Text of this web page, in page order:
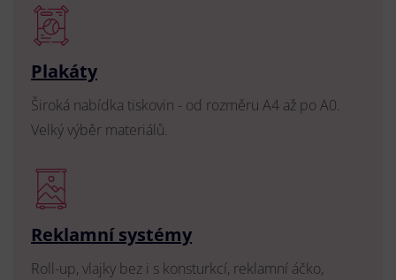
Plakáty
Široká nabídka tiskovin - od rozměru A4 až po A0.
Velký výběr materiálů.
Reklamní systémy
Roll-up, vlajky bez i s konsturkcí, reklamní áčko,